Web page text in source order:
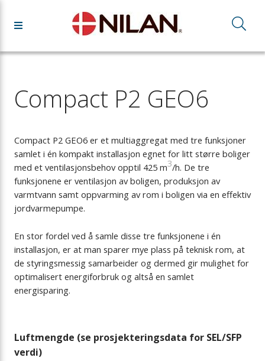
Compact P2 GEO6
Compact P2 GEO6 er et multiaggregat med tre funksjoner
samlet i én kompakt installasjon egnet for litt større boliger
med et ventilasjonsbehov opptil 425 m3/h. De tre
funksjonene er ventilasjon av boligen, produksjon av
varmtvann samt oppvarming av rom i boligen via en effektiv
jordvarmepumpe.
En stor fordel ved å samle disse tre funksjonene i én
installasjon, er at man sparer mye plass på teknisk rom, at
de styringsmessig samarbeider og dermed gir mulighet for
optimalisert energiforbruk og altså en samlet
energisparing.
Luftmengde (se prosjekteringsdata for SEL/SFP
verdi)